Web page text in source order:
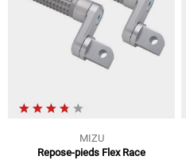
MIZU
Repose-pieds Flex Race